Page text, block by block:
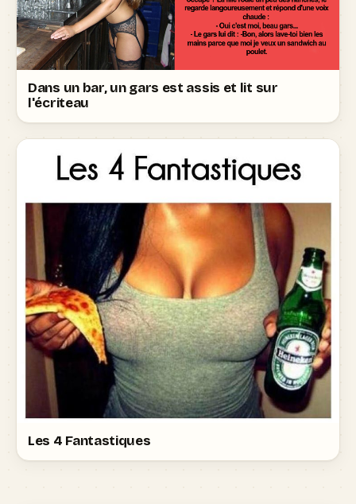
Dans un bar, un gars est assis et lit sur
l'écriteau
Les 4 Fantastiques